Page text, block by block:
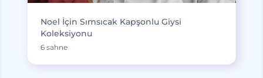
Noel İçin Sımsıcak Kapşonlu Giysi
Koleksiyonu
6 sahne